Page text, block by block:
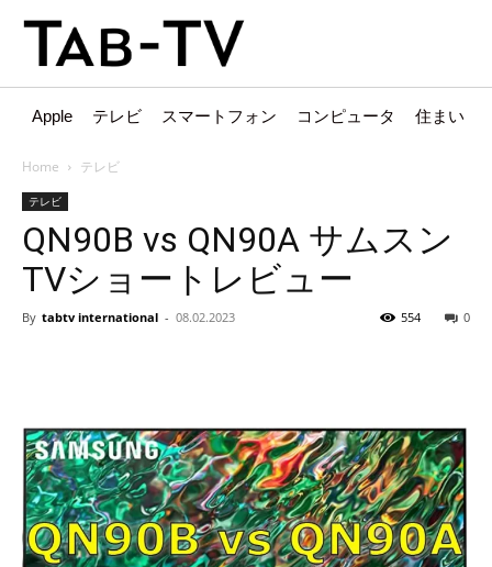
Apple テレビ スマートフォン コンピュータ 住まい
Home テレビ
テレビ
QN90B vs QN90A サムスン
TVショートレビュー
By tabtv international - 08.02.2023 0
554